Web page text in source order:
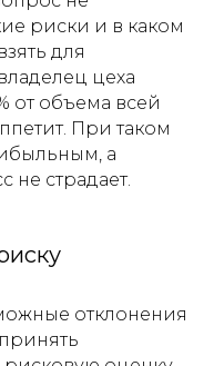
риски и в каком
для
цеха
от объема всей
При таком
а
не страдает.
отклонения